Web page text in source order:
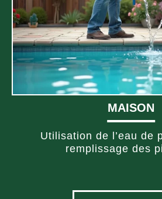
MAISON
Utilisation de l’eau de
remplissage des